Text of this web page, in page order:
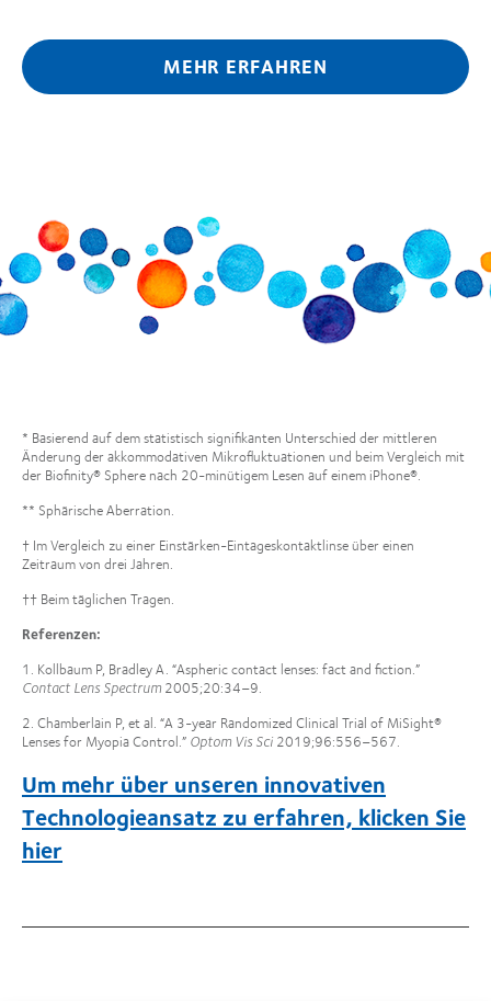
MEHR ERFAHREN
* Basierend auf dem statistisch signifikanten Unterschied der mittleren
Änderung der akkommodativen Mikrofluktuationen und beim Vergleich mit
der Biofinity® Sphere nach 20-minütigem Lesen auf einem iPhone®.
** Sphärische Aberration.
† Im Vergleich zu einer Einstärken-Eintageskontaktlinse über einen
Zeitraum von drei Jahren.
†† Beim täglichen Tragen.
Referenzen:
1. Kollbaum P, Bradley A. “Aspheric contact lenses: fact and fiction.”
Contact Lens Spectrum 2005;20:34–9.
2. Chamberlain P, et al. “A 3-year Randomized Clinical Trial of MiSight®
Lenses for Myopia Control.” Optom Vis Sci 2019;96:556–567.
Um mehr über unseren innovativen
Technologieansatz zu erfahren, klicken Sie
hier